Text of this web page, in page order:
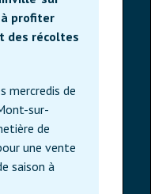
à profiter
des récoltes
mercredis de
sur-
de
une vente
saison à